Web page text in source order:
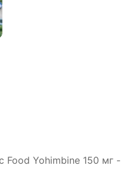
Yohimbine 150 мг -